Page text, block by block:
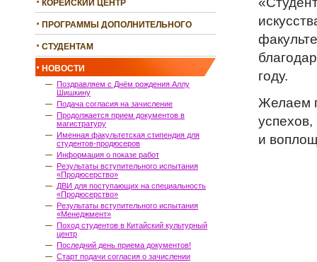
КОРЕЙСКИЙ ЦЕНТР
ПРОГРАММЫ ДОПОЛНИТЕЛЬНОГО
СТУДЕНТАМ
НОВОСТИ
Поздравляем с Днём рождения Аллу
Шишкину
Подача согласия на зачисление
Продолжается прием документов в
магистратуру
Именная факультетская стипендия для
студентов-продюсеров
Информация о показе работ
Результаты вступительного испытания
«Продюсерство»
ДВИ для поступающих на специальность
«Продюсерство»
Результаты вступительного испытания
«Менеджмент»
Поход студентов в Китайский культурный
центр
Последний день приема документов!
Старт подачи согласия о зачислении
году.
Желаем
и